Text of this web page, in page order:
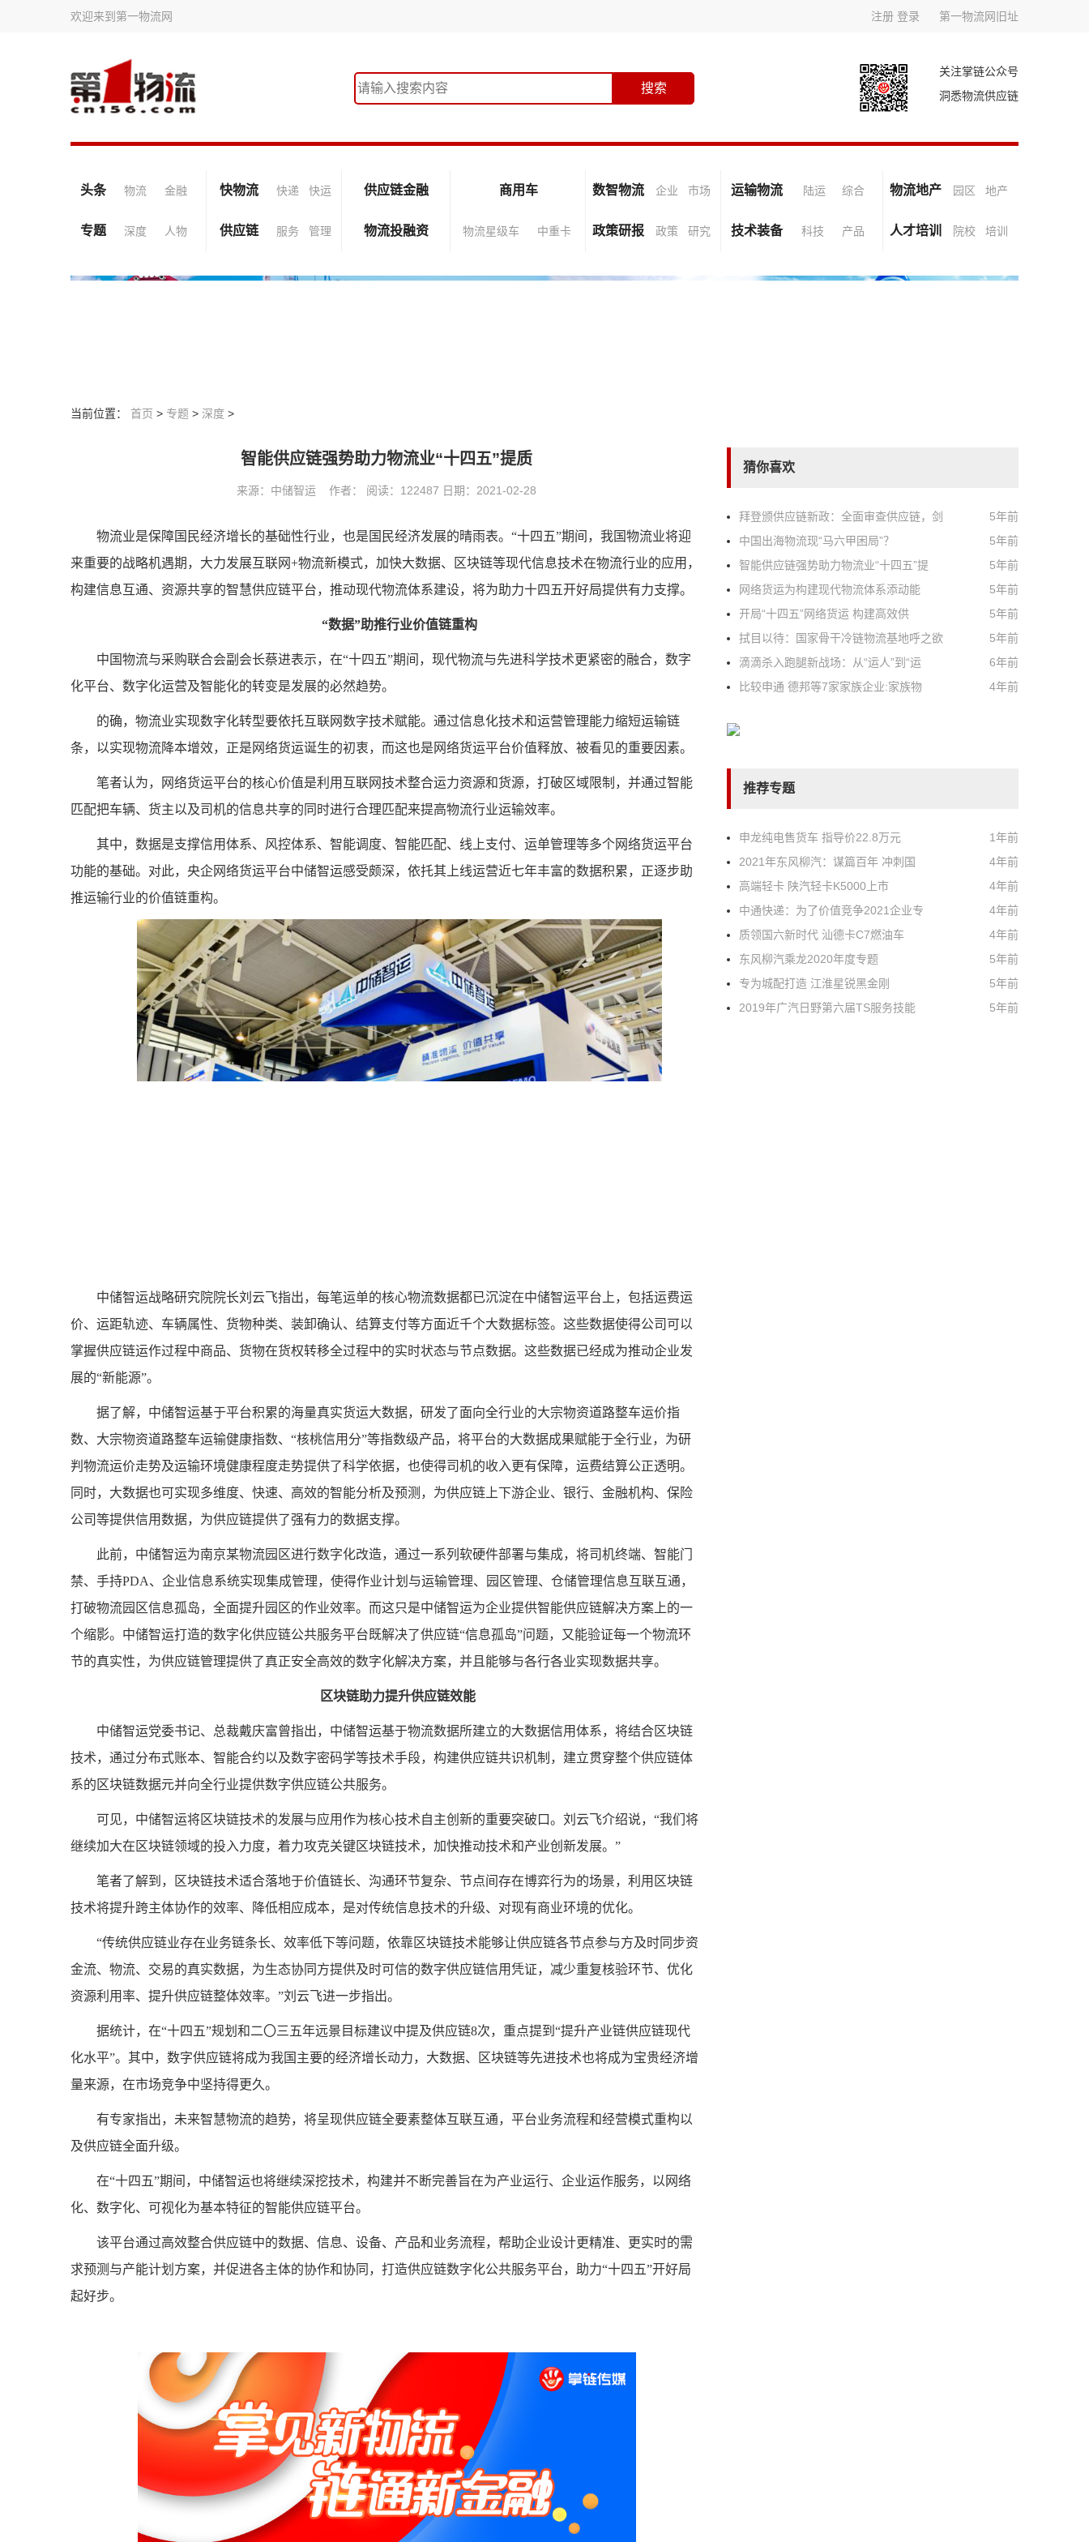
欢迎来到第一物流网 注册 登录 第一物流网旧址
关注掌链公众号
洞悉物流供应链
头条 物流 金融 快物流 快递 快运 供应链金融 商用车 数智物流 企业 市场 运输物流 陆运 综合 物流地产 园区 地产
专题 深度 人物 供应链 服务 管理 物流投融资 物流星级车 中重卡 政策研报 政策 研究 技术装备 科技 产品 人才培训 院校 培训
当前位置： 首页 > 专题 > 深度 >
智能供应链强势助力物流业“十四五”提质
来源：中储智运 作者： 阅读：122487 日期：2021-02-28
物流业是保障国民经济增长的基础性行业，也是国民经济发展的晴雨表。“十四五”期间，我国物流业将迎
来重要的战略机遇期，大力发展互联网+物流新模式，加快大数据、区块链等现代信息技术在物流行业的应用，
构建信息互通、资源共享的智慧供应链平台，推动现代物流体系建设，将为助力十四五开好局提供有力支撑。
“数据”助推行业价值链重构
中国物流与采购联合会副会长蔡进表示，在“十四五”期间，现代物流与先进科学技术更紧密的融合，数字
化平台、数字化运营及智能化的转变是发展的必然趋势。
的确，物流业实现数字化转型要依托互联网数字技术赋能。通过信息化技术和运营管理能力缩短运输链
条，以实现物流降本增效，正是网络货运诞生的初衷，而这也是网络货运平台价值释放、被看见的重要因素。
笔者认为，网络货运平台的核心价值是利用互联网技术整合运力资源和货源，打破区域限制，并通过智能
匹配把车辆、货主以及司机的信息共享的同时进行合理匹配来提高物流行业运输效率。
其中，数据是支撑信用体系、风控体系、智能调度、智能匹配、线上支付、运单管理等多个网络货运平台
功能的基础。对此，央企网络货运平台中储智运感受颇深，依托其上线运营近七年丰富的数据积累，正逐步助
推运输行业的价值链重构。
中储智运战略研究院院长刘云飞指出，每笔运单的核心物流数据都已沉淀在中储智运平台上，包括运费运
价、运距轨迹、车辆属性、货物种类、装卸确认、结算支付等方面近千个大数据标签。这些数据使得公司可以
掌握供应链运作过程中商品、货物在货权转移全过程中的实时状态与节点数据。这些数据已经成为推动企业发
展的“新能源”。
据了解，中储智运基于平台积累的海量真实货运大数据，研发了面向全行业的大宗物资道路整车运价指
数、大宗物资道路整车运输健康指数、“核桃信用分”等指数级产品，将平台的大数据成果赋能于全行业，为研
判物流运价走势及运输环境健康程度走势提供了科学依据，也使得司机的收入更有保障，运费结算公正透明。
同时，大数据也可实现多维度、快速、高效的智能分析及预测，为供应链上下游企业、银行、金融机构、保险
公司等提供信用数据，为供应链提供了强有力的数据支撑。
此前，中储智运为南京某物流园区进行数字化改造，通过一系列软硬件部署与集成，将司机终端、智能门
禁、手持PDA、企业信息系统实现集成管理，使得作业计划与运输管理、园区管理、仓储管理信息互联互通，
打破物流园区信息孤岛，全面提升园区的作业效率。而这只是中储智运为企业提供智能供应链解决方案上的一
个缩影。中储智运打造的数字化供应链公共服务平台既解决了供应链“信息孤岛”问题，又能验证每一个物流环
节的真实性，为供应链管理提供了真正安全高效的数字化解决方案，并且能够与各行各业实现数据共享。
区块链助力提升供应链效能
中储智运党委书记、总裁戴庆富曾指出，中储智运基于物流数据所建立的大数据信用体系，将结合区块链
技术，通过分布式账本、智能合约以及数字密码学等技术手段，构建供应链共识机制，建立贯穿整个供应链体
系的区块链数据元并向全行业提供数字供应链公共服务。
可见，中储智运将区块链技术的发展与应用作为核心技术自主创新的重要突破口。刘云飞介绍说，“我们将
继续加大在区块链领域的投入力度，着力攻克关键区块链技术，加快推动技术和产业创新发展。”
笔者了解到，区块链技术适合落地于价值链长、沟通环节复杂、节点间存在博弈行为的场景，利用区块链
技术将提升跨主体协作的效率、降低相应成本，是对传统信息技术的升级、对现有商业环境的优化。
“传统供应链业存在业务链条长、效率低下等问题，依靠区块链技术能够让供应链各节点参与方及时同步资
金流、物流、交易的真实数据，为生态协同方提供及时可信的数字供应链信用凭证，减少重复核验环节、优化
资源利用率、提升供应链整体效率。”刘云飞进一步指出。
据统计，在“十四五”规划和二〇三五年远景目标建议中提及供应链8次，重点提到“提升产业链供应链现代
化水平”。其中，数字供应链将成为我国主要的经济增长动力，大数据、区块链等先进技术也将成为宝贵经济增
量来源，在市场竞争中坚持得更久。
有专家指出，未来智慧物流的趋势，将呈现供应链全要素整体互联互通，平台业务流程和经营模式重构以
及供应链全面升级。
在“十四五”期间，中储智运也将继续深挖技术，构建并不断完善旨在为产业运行、企业运作服务，以网络
化、数字化、可视化为基本特征的智能供应链平台。
该平台通过高效整合供应链中的数据、信息、设备、产品和业务流程，帮助企业设计更精准、更实时的需
求预测与产能计划方案，并促进各主体的协作和协同，打造供应链数字化公共服务平台，助力“十四五”开好局
起好步。
猜你喜欢
拜登颁供应链新政：全面审查供应链，剑
5年前
中国出海物流现“马六甲困局”？
5年前
智能供应链强势助力物流业“十四五”提
5年前
网络货运为构建现代物流体系添动能
5年前
开局“十四五”网络货运 构建高效供
5年前
拭目以待：国家骨干冷链物流基地呼之欲
5年前
滴滴杀入跑腿新战场：从“运人”到“运
6年前
比较申通 德邦等7家家族企业:家族物
4年前
推荐专题
申龙纯电售货车 指导价22.8万元
1年前
2021年东风柳汽：谋篇百年 冲刺国
4年前
高端轻卡 陕汽轻卡K5000上市
4年前
中通快递：为了价值竞争2021企业专
4年前
质领国六新时代 汕德卡C7燃油车
4年前
东风柳汽乘龙2020年度专题
5年前
专为城配打造 江淮星锐黑金刚
5年前
2019年广汽日野第六届TS服务技能
5年前